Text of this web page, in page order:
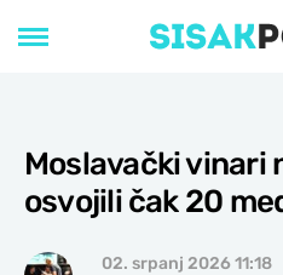
Moslavački vinari
osvojili čak 20
02. srpanj 2026 11:18